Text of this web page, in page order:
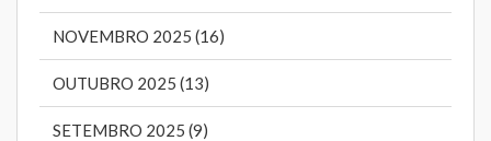
NOVEMBRO 2025 (16)
OUTUBRO 2025 (13)
SETEMBRO 2025 (9)